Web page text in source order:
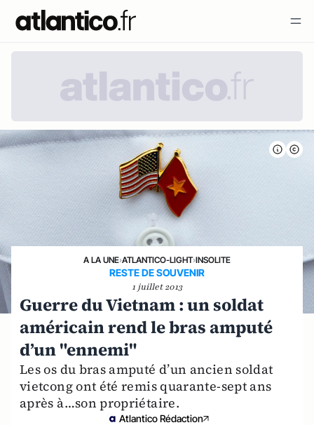
A LA UNE›ATLANTICO-LIGHT›INSOLITE
RESTE DE SOUVENIR
1 juillet 2013
Guerre du Vietnam : un soldat
américain rend le bras amputé
d’un "ennemi"
Les os du bras amputé d’un ancien soldat
vietcong ont été remis quarante-sept ans
après à…son propriétaire.
Atlantico Rédaction